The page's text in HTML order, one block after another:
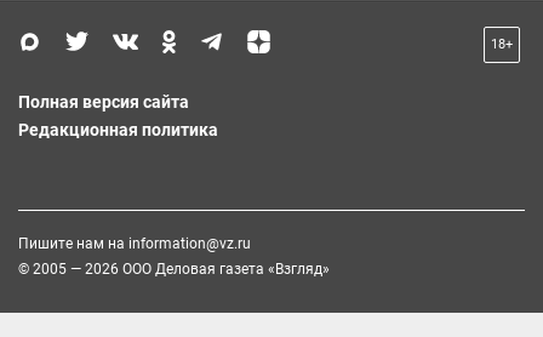
18+
Полная версия сайта
Редакционная политика
Пишите нам на information@vz.ru
© 2005 — 2026 ООО Деловая газета «Взгляд»